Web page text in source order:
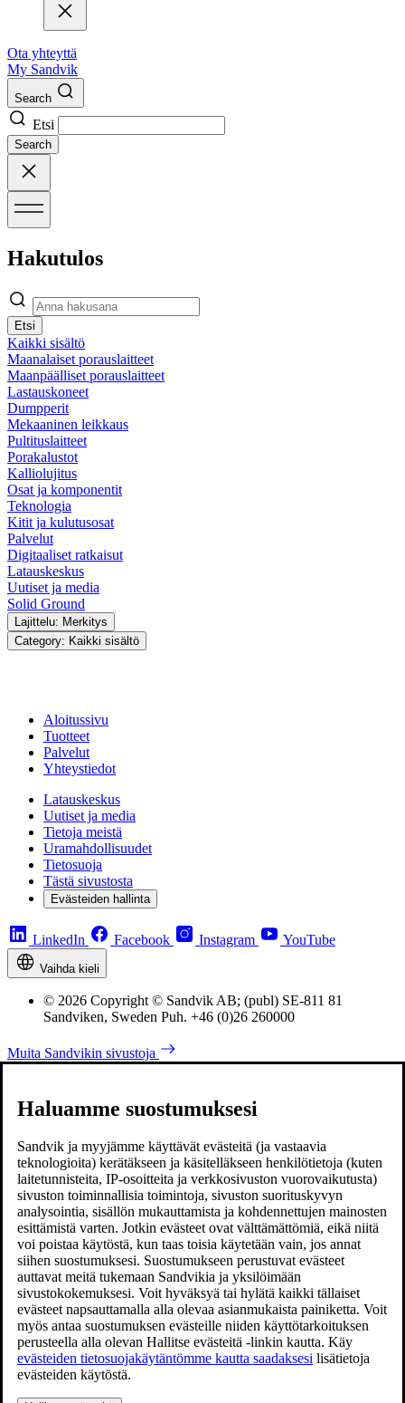
Ota yhteyttä
My Sandvik
Search
Etsi
Search
Hakutulos
Etsi
Kaikki sisältö
Maanalaiset porauslaitteet
Maanpäälliset porauslaitteet
Lastauskoneet
Dumpperit
Mekaaninen leikkaus
Pultituslaitteet
Porakalustot
Kalliolujitus
Osat ja komponentit
Teknologia
Kitit ja kulutusosat
Palvelut
Digitaaliset ratkaisut
Latauskeskus
Uutiset ja media
Solid Ground
Lajittelu: Merkitys
Category: Kaikki sisältö
Aloitussivu
Tuotteet
Palvelut
Yhteystiedot
Latauskeskus
Uutiset ja media
Tietoja meistä
Uramahdollisuudet
Tietosuoja
Tästä sivustosta
Evästeiden hallinta
LinkedIn Facebook Instagram YouTube
Vaihda kieli
© 2026 Copyright © Sandvik AB; (publ) SE-811 81
Sandviken, Sweden Puh. +46 (0)26 260000
Muita Sandvikin sivustoja
Haluamme suostumuksesi
Sandvik ja myyjämme käyttävät evästeitä (ja vastaavia
teknologioita) kerätäkseen ja käsitelläkseen henkilötietoja (kuten
laitetunnisteita, IP-osoitteita ja verkkosivuston vuorovaikutusta)
sivuston toiminnallisia toimintoja, sivuston suorituskyvyn
analysointia, sisällön mukauttamista ja kohdennettujen mainosten
esittämistä varten. Jotkin evästeet ovat välttämättömiä, eikä niitä
voi poistaa käytöstä, kun taas toisia käytetään vain, jos annat
siihen suostumuksesi. Suostumukseen perustuvat evästeet
auttavat meitä tukemaan Sandvikia ja yksilöimään
sivustokokemuksesi. Voit hyväksyä tai hylätä kaikki tällaiset
evästeet napsauttamalla alla olevaa asianmukaista painiketta. Voit
myös antaa suostumuksen evästeille niiden käyttötarkoituksen
perusteella alla olevan Hallitse evästeitä -linkin kautta. Käy
evästeiden tietosuojakäytäntömme kautta saadaksesi lisätietoja
evästeiden käytöstä.